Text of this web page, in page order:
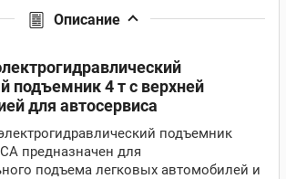
Описание
подъемник 4 т с верхней
для автосервиса
подъемник
предназначен для
подъема легковых автомобилей и